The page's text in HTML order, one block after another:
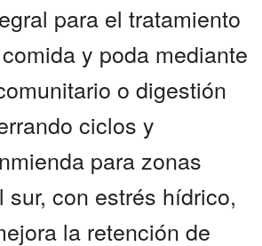
para el tratamiento
y poda mediante
o digestión
ciclos y
para zonas
sur, con estrés hídrico,
la retención de